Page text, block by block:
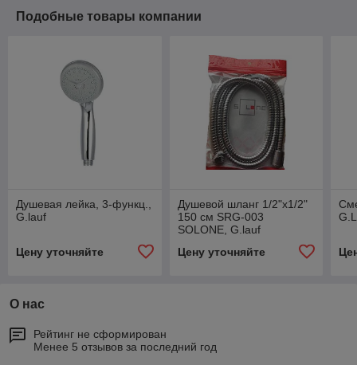
Подобные товары компании
Душевая лейка, 3-функц.,
G.lauf
Цену уточняйте
Душевой шланг 1/2"х1/2"
150 см SRG-003
SOLONE, G.lauf
Цену уточняйте
О нас
Рейтинг не сформирован
Менее 5 отзывов за последний год